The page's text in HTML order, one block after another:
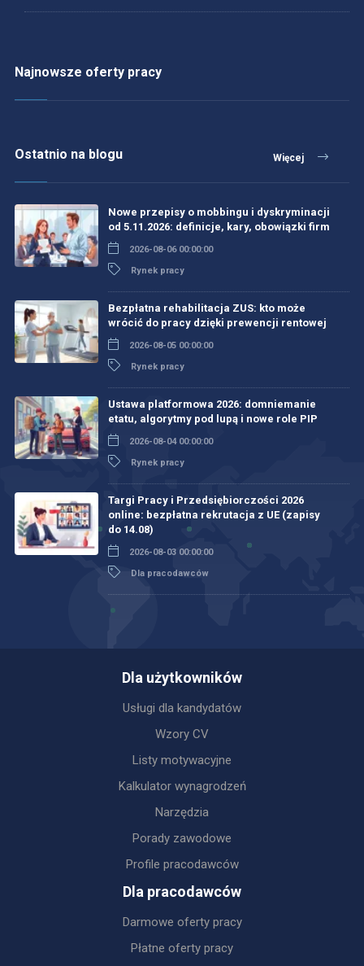
Najnowsze oferty pracy
Ostatnio na blogu Więcej
Nowe przepisy o mobbingu i dyskryminacji
od 5.11.2026: definicje, kary, obowiązki firm
2026-08-06 00:00:00
Rynek pracy
Bezpłatna rehabilitacja ZUS: kto może
wrócić do pracy dzięki prewencji rentowej
2026-08-05 00:00:00
Rynek pracy
Ustawa platformowa 2026: domniemanie
etatu, algorytmy pod lupą i nowe role PIP
2026-08-04 00:00:00
Rynek pracy
Targi Pracy i Przedsiębiorczości 2026
online: bezpłatna rekrutacja z UE (zapisy
do 14.08)
2026-08-03 00:00:00
Dla pracodawców
Dla użytkowników
Usługi dla kandydatów
Wzory CV
Listy motywacyjne
Kalkulator wynagrodzeń
Narzędzia
Porady zawodowe
Profile pracodawców
Dla pracodawców
Darmowe oferty pracy
Płatne oferty pracy